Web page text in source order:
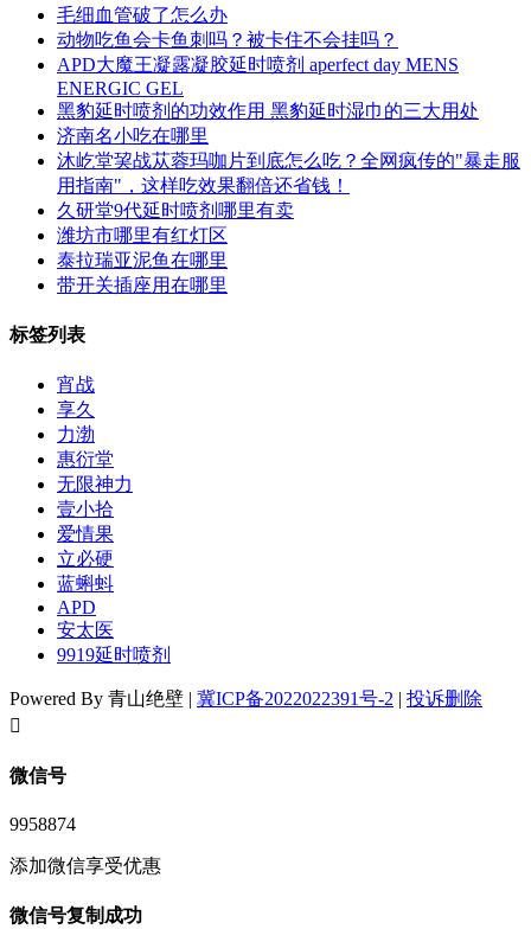
毛细血管破了怎么办
动物吃鱼会卡鱼刺吗？被卡住不会挂吗？
APD大魔王凝露凝胶延时喷剂 aperfect day MENS
ENERGIC GEL
黑豹延时喷剂的功效作用 黑豹延时湿巾的三大用处
济南名小吃在哪里
沐屹堂巭战苁蓉玛咖片到底怎么吃？全网疯传的"暴走服
用指南"，这样吃效果翻倍还省钱！
久研堂9代延时喷剂哪里有卖
潍坊市哪里有红灯区
泰拉瑞亚泥鱼在哪里
带开关插座用在哪里
标签列表
宵战
享久
力渤
惠衍堂
无限神力
壹小拾
爱情果
立必硬
蓝蝌蚪
APD
安太医
9919延时喷剂
Powered By 青山绝壁 | 冀ICP备2022022391号-2 | 投诉删除
󦘖
微信号
9958874
添加微信享受优惠
微信号复制成功